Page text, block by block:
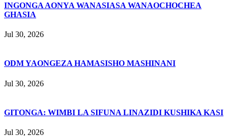
INGONGA AONYA WANASIASA WANAOCHOCHEA
GHASIA
Jul 30, 2026
ODM YAONGEZA HAMASISHO MASHINANI
Jul 30, 2026
GITONGA: WIMBI LA SIFUNA LINAZIDI KUSHIKA KASI
Jul 30, 2026